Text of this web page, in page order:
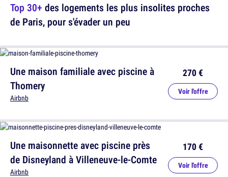
Top 30+ des logements les plus insolites proches
de Paris, pour s'évader un peu
Une maison familiale avec piscine à
Thomery
Airbnb
270 €
Voir l'offre
Une maisonnette avec piscine près
de Disneyland à Villeneuve-le-Comte
Airbnb
170 €
Voir l'offre